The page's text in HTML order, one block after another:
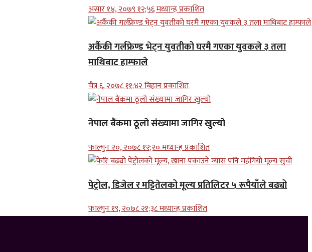
असार १४, २०७९ १२;५६ मध्यान्ह प्रकाशित
अर्कैकी गर्लफ्रेण्ड भेट्न युवतीको घरमै गएका युवकले ३ तला
माथिबाट हाम्फाले
चैत्र ६, २०७८ ११;४२ बिहान प्रकाशित
नेपाल बैंकमा ठूलो संख्यामा जागिर खुल्यो
फाल्गुन २०, २०७८ १२;२० मध्यान्ह प्रकाशित
पेट्रोल, डिजेल र मट्टितेलको मूल्य प्रतिलिटर ५ रूपैयाँले बढ्यो
फाल्गुन १९, २०७८ २१;३८ मध्यान्ह प्रकाशित